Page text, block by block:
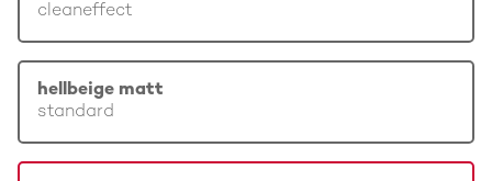
cleaneffect
hellbeige matt
standard